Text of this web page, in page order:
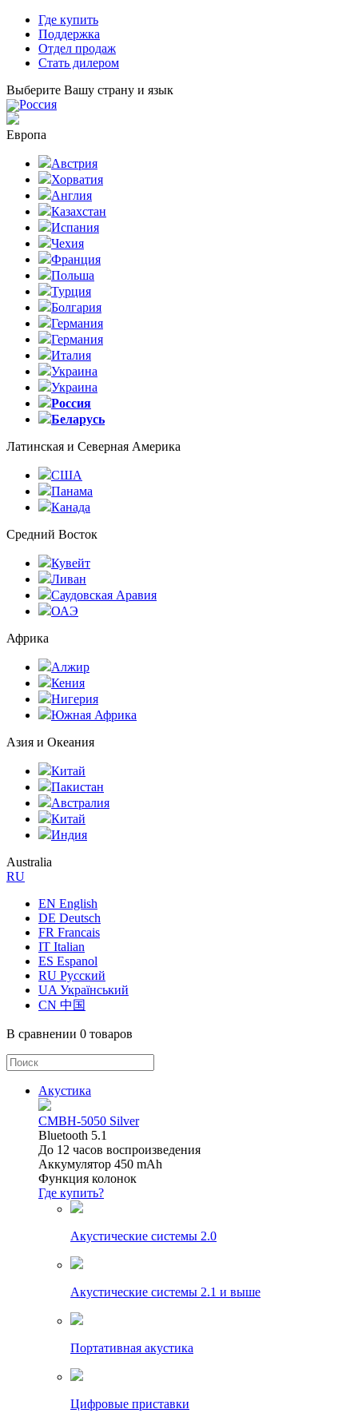
Где купить
Поддержка
Отдел продаж
Стать дилером
Выберите Вашу страну и язык
Россия
Европа
Австрия
Хорватия
Англия
Казахстан
Испания
Чехия
Франция
Польша
Турция
Болгария
Германия
Германия
Италия
Украина
Украина
Россия
Беларусь
Латинская и Северная Америка
США
Панама
Канада
Средний Восток
Кувейт
Ливан
Саудовская Аравия
ОАЭ
Африка
Алжир
Кения
Нигерия
Южная Африка
Азия и Океания
Китай
Пакистан
Австралия
Китай
Индия
Australia
RU
EN English
DE Deutsch
FR Francais
IT Italian
ES Espanol
RU Русский
UA Український
CN 中国
В сравнении 0 товаров
Акустика
CMBH-5050 Silver
Bluetooth 5.1
До 12 часов воспроизведения
Аккумулятор 450 mAh
Функция колонок
Где купить?
Акустические системы 2.0
Акустические системы 2.1 и выше
Портативная акустика
Цифровые приставки